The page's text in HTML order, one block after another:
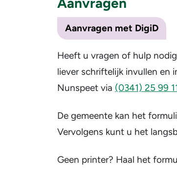
Aanvragen met DigiD
Heeft u vragen of hulp
liever schriftelijk invullen en
Nunspeet via (0341) 25 99
De gemeente kan het
Vervolgens kunt u het
Geen printer? Haal het